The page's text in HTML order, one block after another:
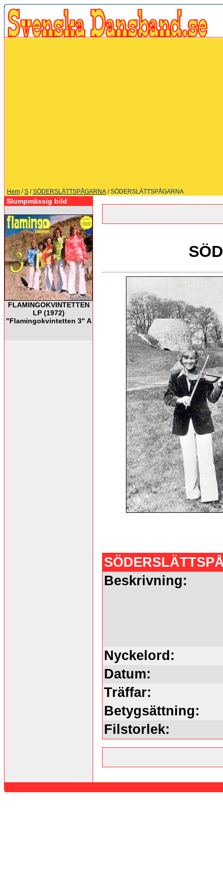
Hem /S /SÖDERSLÄTTSPÅGARNA / SÖDERSLÄTTSPÅGARNA
Slumpmässig bild
FLAMINGOKVINTETTEN
LP (1972)
"Flamingokvintetten 3" A
Beskrivning:
Nyckelord:
Datum:
Träffar:
Betygsättning:
Filstorlek: